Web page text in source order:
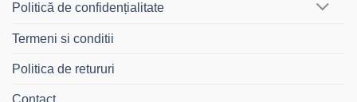
Politică de confidențialitate
Termeni si conditii
Politica de retururi
Contact